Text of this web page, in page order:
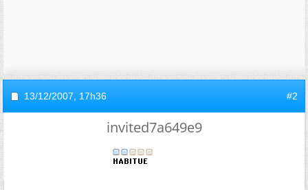
13/12/2007, 17h36 #2
invited7a649e9